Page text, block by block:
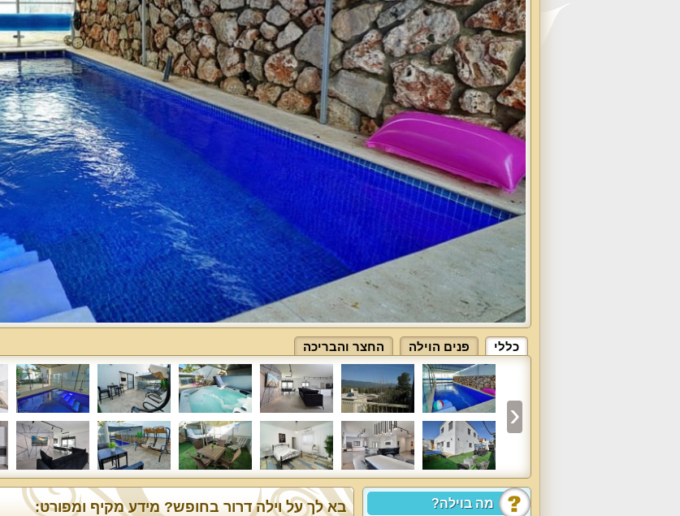
כללי פנים הוילה החצר והבריכה
מה בוילה? בא לך על וילה דרור בחופש? מידע מקיף ומפורט: